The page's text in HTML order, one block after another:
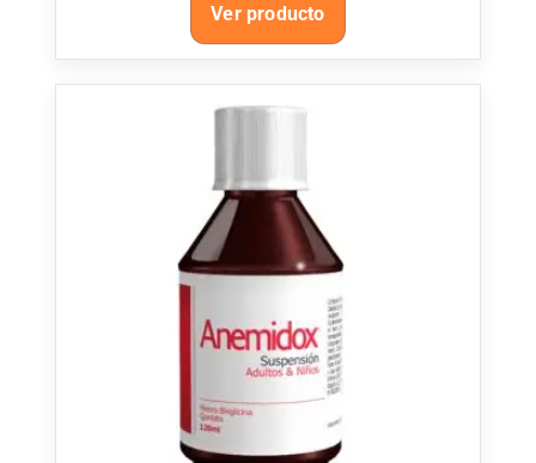
Ver producto